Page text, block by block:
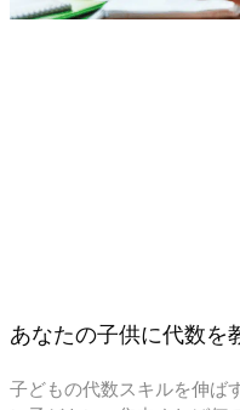
あなたの子供に代数を
子どもの代数スキルを伸ば